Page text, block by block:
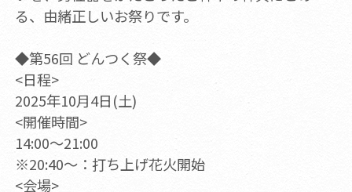
る、由緒正しいお祭りです。
◆第56回 どんつく祭◆
<日程>
2025年10月4日(土)
<開催時間>
14:00～21:00
※20:40～：打ち上げ花火開始
<会場>